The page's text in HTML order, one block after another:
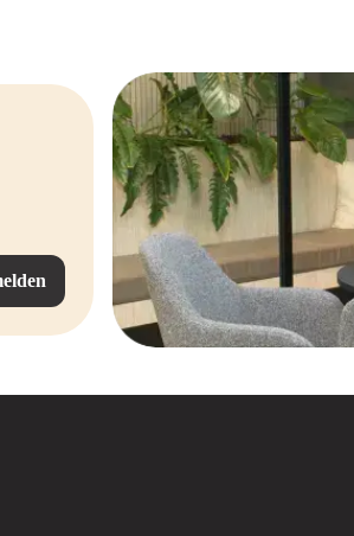
bij Offeco
bureaustoel van Libernovo? Bij Offeco helpen
jouw wensen en geven we advies op maat,
hebt, bij Offeco ben je verzekerd van
Heb je nog een oude bureaustoel die je
geven. Bekijk ook onze
refurbished
bureaustoel?
Libernovo bureaustoelen. Elk model is
bekijken? Offeco biedt een ruime keuze aan